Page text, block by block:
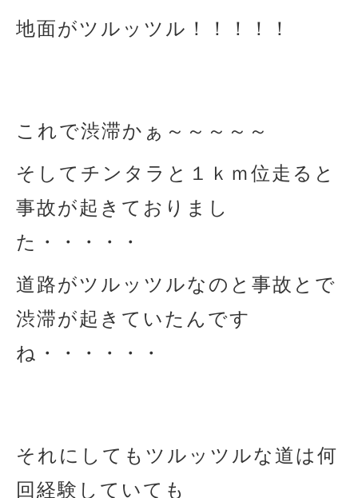
地面がツルッツル！！！！！
これで渋滞かぁ～～～～～
そしてチンタラと１ｋｍ位走ると
事故が起きておりまし
た・・・・・
道路がツルッツルなのと事故とで
渋滞が起きていたんです
ね・・・・・・
それにしてもツルッツルな道は何
回経験していても